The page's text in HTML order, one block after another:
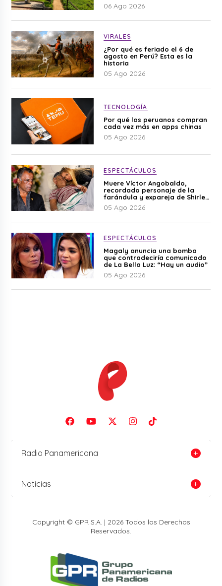
06 Ago 2026
VIRALES
¿Por qué es feriado el 6 de
agosto en Perú? Esta es la
historia
05 Ago 2026
TECNOLOGÍA
Por qué los peruanos compran
cada vez más en apps chinas
05 Ago 2026
ESPECTÁCULOS
Muere Víctor Angobaldo,
recordado personaje de la
farándula y expareja de Shirley
Cherres
05 Ago 2026
ESPECTÁCULOS
Magaly anuncia una bomba
que contradeciría comunicado
de La Bella Luz: “Hay un audio”
05 Ago 2026
Radio Panamericana
Noticias
Copyright © GPR S.A. | 2026 Todos los Derechos
Reservados.